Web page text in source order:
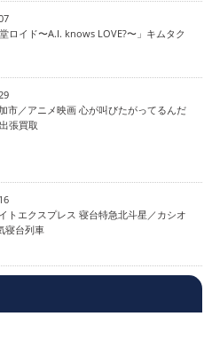
ロイド〜A.I. knows LOVE?〜」キムタク
市／アニメ映画 心が叫びたがってるんだ
張買取
トエクスプレス 寝台特急北斗星／カシオ
寝台列車